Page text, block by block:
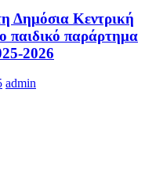
Δημόσια Κεντρική
παιδικό παράρτημα
2026
admin